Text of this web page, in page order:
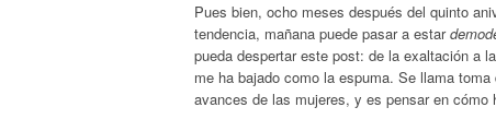
Pues bien, ocho meses después del quinto
tendencia, mañana puede pasar a estar
pueda despertar este post: de la exaltación a
me ha bajado como la espuma. Se llama
avances de las mujeres, y es pensar en cómo